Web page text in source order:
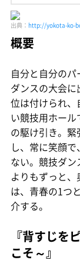
出典： http://yokota-ko-
概要
自分と自分の
ダンスの大会
位は付けられ
い競技用ホー
の駆け引き。
し、常に笑顔
ない。競技ダ
よりもずっと
は、青春の1つ
介する。
『背すじを
こそ～』